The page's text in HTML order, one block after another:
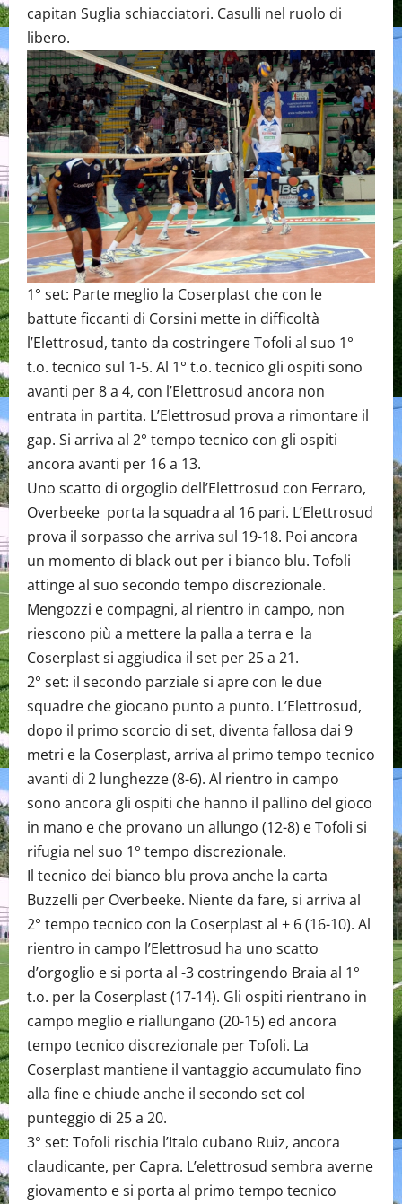
capitan Suglia schiacciatori. Casulli nel ruolo di
libero.
1° set: Parte meglio la Coserplast che con le
battute ficcanti di Corsini mette in difficoltà
l’Elettrosud, tanto da costringere Tofoli al suo 1°
t.o. tecnico sul 1-5. Al 1° t.o. tecnico gli ospiti sono
avanti per 8 a 4, con l’Elettrosud ancora non
entrata in partita. L’Elettrosud prova a rimontare il
gap. Si arriva al 2° tempo tecnico con gli ospiti
ancora avanti per 16 a 13.
Uno scatto di orgoglio dell’Elettrosud con Ferraro,
Overbeeke porta la squadra al 16 pari. L’Elettrosud
prova il sorpasso che arriva sul 19-18. Poi ancora
un momento di black out per i bianco blu. Tofoli
attinge al suo secondo tempo discrezionale.
Mengozzi e compagni, al rientro in campo, non
riescono più a mettere la palla a terra e la
Coserplast si aggiudica il set per 25 a 21.
2° set: il secondo parziale si apre con le due
squadre che giocano punto a punto. L’Elettrosud,
dopo il primo scorcio di set, diventa fallosa dai 9
metri e la Coserplast, arriva al primo tempo tecnico
avanti di 2 lunghezze (8-6). Al rientro in campo
sono ancora gli ospiti che hanno il pallino del gioco
in mano e che provano un allungo (12-8) e Tofoli si
rifugia nel suo 1° tempo discrezionale.
Il tecnico dei bianco blu prova anche la carta
Buzzelli per Overbeeke. Niente da fare, si arriva al
2° tempo tecnico con la Coserplast al + 6 (16-10). Al
rientro in campo l’Elettrosud ha uno scatto
d’orgoglio e si porta al -3 costringendo Braia al 1°
t.o. per la Coserplast (17-14). Gli ospiti rientrano in
campo meglio e riallungano (20-15) ed ancora
tempo tecnico discrezionale per Tofoli. La
Coserplast mantiene il vantaggio accumulato fino
alla fine e chiude anche il secondo set col
punteggio di 25 a 20.
3° set: Tofoli rischia l’Italo cubano Ruiz, ancora
claudicante, per Capra. L’elettrosud sembra averne
giovamento e si porta al primo tempo tecnico